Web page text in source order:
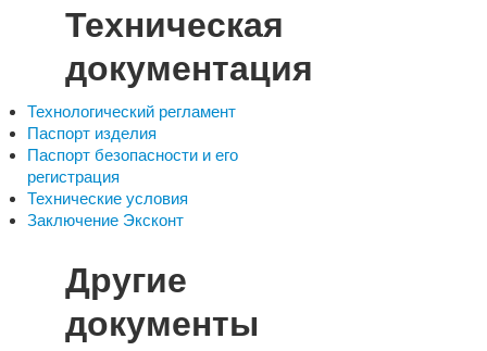
Техническая
документация
Технологический регламент
Паспорт изделия
Паспорт безопасности и его
регистрация
Технические условия
Заключение Эксконт
Другие
документы